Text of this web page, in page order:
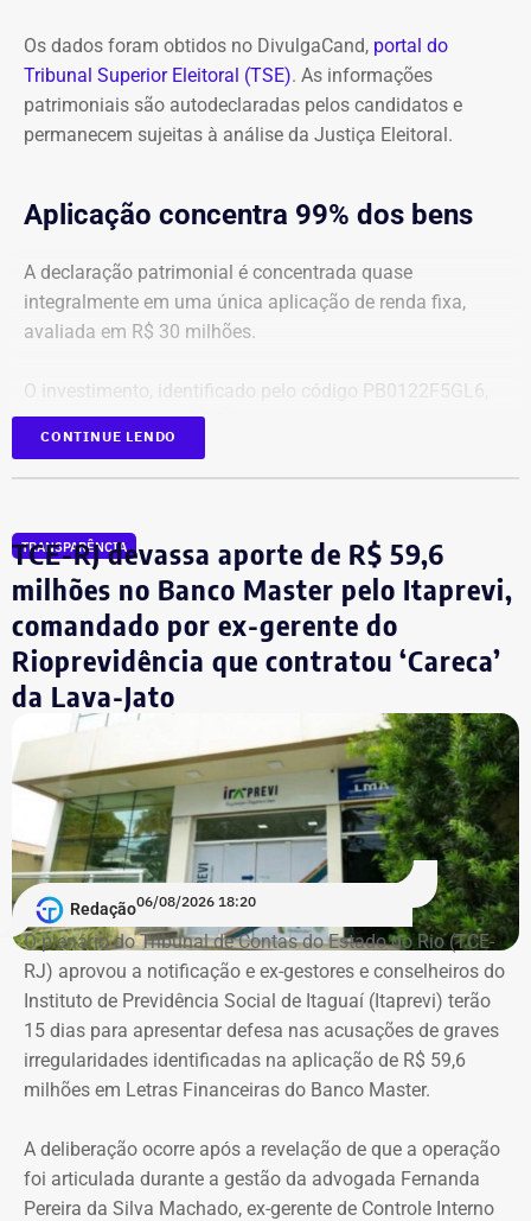
Globo”
Os dados foram obtidos no DivulgaCand, portal do
Tribunal Superior Eleitoral (TSE). As informações
patrimoniais são autodeclaradas pelos candidatos e
permanecem sujeitas à análise da Justiça Eleitoral.
Aplicação concentra 99% dos bens
A declaração patrimonial é concentrada quase
integralmente em uma única aplicação de renda fixa,
avaliada em R$ 30 milhões.
O investimento, identificado pelo código PB0122F5GL6,
representa cerca de 99,2% de todo o patrimônio
incluem aplicações de renda fixa em diferentes
instituições financeiras, além de um depósito bancário no
valor de R$ 0,01.
Empresário do setor de seguros
De acordo com os dados do registro de candidatura, Alex
Melim nasceu no Rio de Janeiro em 2 de junho de 1976, é
casado, possui ensino médio completo e declarou exercer
a profissão de empresário.
Em documento de consulta pública da Casa da Moeda do
Brasil, Alex Ofredi Melim aparece como representante da
Melim Corretora de Seguros Ltda., empresa que atua no
setor de seguros e planos de saúde.
CONTINUE LENDO
TRANSPARÊNCIA
TCE-RJ devassa aporte de R$ 59,6
milhões no Banco Master pelo Itaprevi,
comandado por ex-gerente do
Rioprevidência que contratou ‘Careca’
da Lava-Jato
Redação06/08/2026 18:20
O plenário do Tribunal de Contas do Estado do Rio (TCE-
RJ) aprovou a notificação e ex-gestores e conselheiros do
Instituto de Previdência Social de Itaguaí (Itaprevi) terão
15 dias para apresentar defesa nas acusações de graves
irregularidades identificadas na aplicação de R$ 59,6
milhões em Letras Financeiras do Banco Master.
A deliberação ocorre após a revelação de que a operação
foi articulada durante a gestão da advogada Fernanda
Pereira da Silva Machado, ex-gerente de Controle Interno